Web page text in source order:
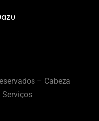
– Cabeza
Serviços​